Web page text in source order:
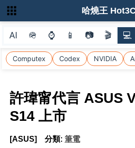
AI 🪖 ⌚ 📱 📷 🎬 💻
Computex Codex NVIDIA
哈燒王
許瑋甯代言 ASUS
S14 上市
[ASUS] 分類: 筆電